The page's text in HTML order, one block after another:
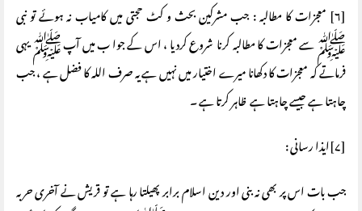
[۶] معجزات کا مطالبہ : جب مشرکین بحث و کٹ حجتی میں کامیاب نہ ہوئے تو نبی
ﷺ سے معجزات کا مطالبہ کرنا شروع کردیا ، اس کے جوا ب میں آپ ﷺ یہی
فرماتے کہ معجزات کا دکھانا میرے اختیار میں نہیں ہے یہ صرف اللہ کا فضل ہے ، جب
چاہتا ہے جیسے چاہتا ہے ظاہر کرتا ہے ۔
[۷]ایذا رسانی :
جب بات اس پر بھی نہ بنی اور دین اسلام برابر پھیلتا رہا ہے تو قریش نے آخری حربہ